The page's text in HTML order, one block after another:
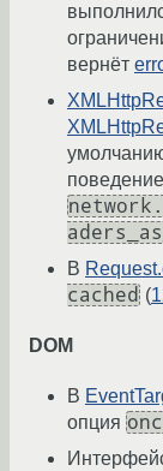
вернёт
В
cached (
DOM
В
опция